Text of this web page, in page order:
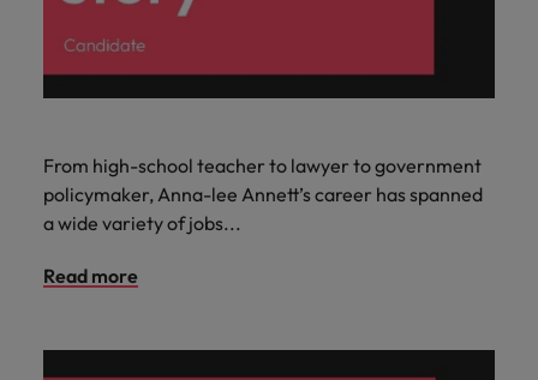
From high-school teacher to lawyer to government
policymaker, Anna-lee Annett’s career has spanned
a wide variety of jobs...
Read more